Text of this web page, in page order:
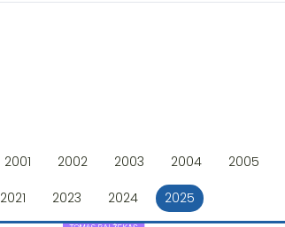
2001 2002 2003 2004 2005
2021 2023 2024 2025